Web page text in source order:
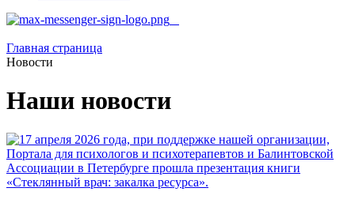
Главная страница
Новости
Наши новости